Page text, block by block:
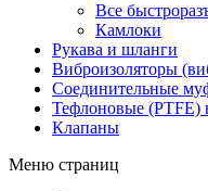
Все
Камлоки
Рукава и шланги
Виброизоляторы
Соединительные
Тефлоновые (PTFE)
Клапаны
Меню страниц